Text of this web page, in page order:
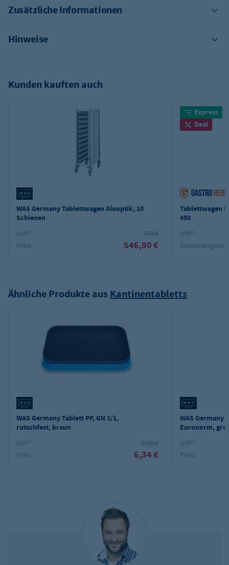
Zusätzliche Informationen
Hinweise
Kunden kauften auch
WAS Germany Tablettwagen Aluoptik, 10
Schienen
UVP²:
750 €
Preis:
546,90 €
Express
Deal
Tablettwagen
450
UVP²:
Sonderangebot:
Ähnliche Produkte aus Kantinentabletts
WAS Germany Tablett PP, GN 1/1,
rutschfest, braun
UVP²:
9,50 €
Preis:
6,34 €
WAS Germany
Euronorm,
UVP²:
Preis: